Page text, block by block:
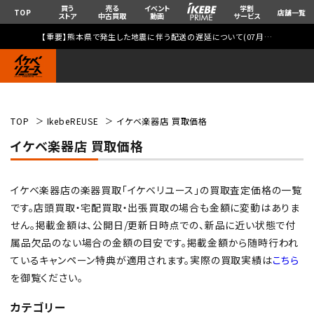
TOP 買う
ストア
売る
中古買取
イベント
動画
学割
サービス 店舗一覧
【重要】熊本県で発生した地震に伴う配送の遅延について(07月29日
TOP IkebeREUSE イケベ楽器店 買取価格
イケベ楽器店 買取価格
イケベ楽器店の楽器買取「イケベリユース」の買取査定価格の一覧
です。店頭買取・宅配買取・出張買取の場合も金額に変動はありま
せん。掲載金額は、公開日/更新日時点での、新品に近い状態で付
属品欠品のない場合の金額の目安です。掲載金額から随時行われ
ているキャンペーン特典が適用されます。実際の買取実績はこちら
を御覧ください。
カテゴリー